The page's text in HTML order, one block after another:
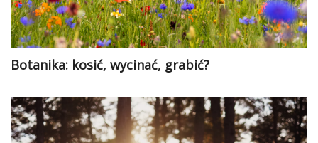
Botanika: kosić, wycinać, grabić?